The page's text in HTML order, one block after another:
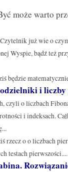
może warto
już wie o
Wyspie, bądź też
będzie
i liczby
czyli o liczbach
i indeksach.
rzecz o o liczbach
testach pierwszości....